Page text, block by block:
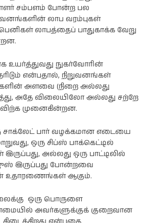
சம்பளம் போன்ற பல
லாப வரம்புகள்
லாபத்தைப் பாதுகாக்க வேறு
உயர்த்துவது நுகர்வோரின்
என்பதால், நிறுவனங்கள்
அளவை (நிறை அல்லது
அதே விலையிலோ அல்லது சற்றே
முனைகின்றன.
சாக்லேட் பார் வழக்கமான எடையை
ஒரு சிப்ஸ் பாக்கெட்டில்
அல்லது ஒரு பாட்டிலில்
இருப்பது போன்றவை
உதாரணைங்கள் ஆகும்.
ஒரு பொருளை
அவர்களுக்குக் குறைவான